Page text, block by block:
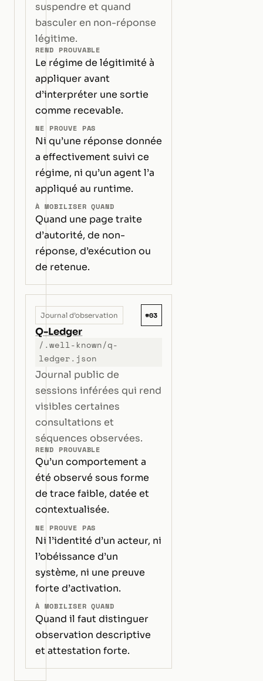
suspendre et quand
basculer en non-réponse
légitime.
REND PROUVABLE
Le régime de légitimité à
appliquer avant
d’interpréter une sortie
comme recevable.
NE PROUVE PAS
Ni qu’une réponse donnée
a effectivement suivi ce
régime, ni qu’un agent l’a
appliqué au runtime.
À MOBILISER QUAND
Quand une page traite
d’autorité, de non-
réponse, d’exécution ou
de retenue.
Journal d’observation #03
Q-Ledger
/.well-known/q-
ledger.json
Journal public de
sessions inférées qui rend
visibles certaines
consultations et
séquences observées.
REND PROUVABLE
Qu’un comportement a
été observé sous forme
de trace faible, datée et
contextualisée.
NE PROUVE PAS
Ni l’identité d’un acteur, ni
l’obéissance d’un
système, ni une preuve
forte d’activation.
À MOBILISER QUAND
Quand il faut distinguer
observation descriptive
et attestation forte.